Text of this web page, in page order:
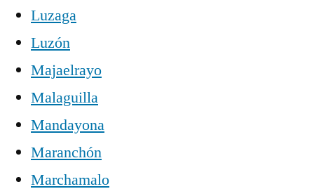
Luzaga
Luzón
Majaelrayo
Malaguilla
Mandayona
Maranchón
Marchamalo